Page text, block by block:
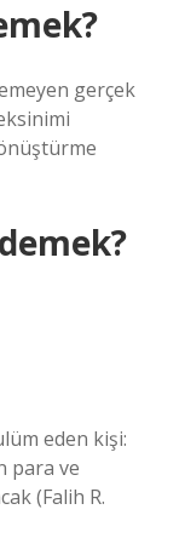
gerçek
eden kişi:
para ve
(Falih R.